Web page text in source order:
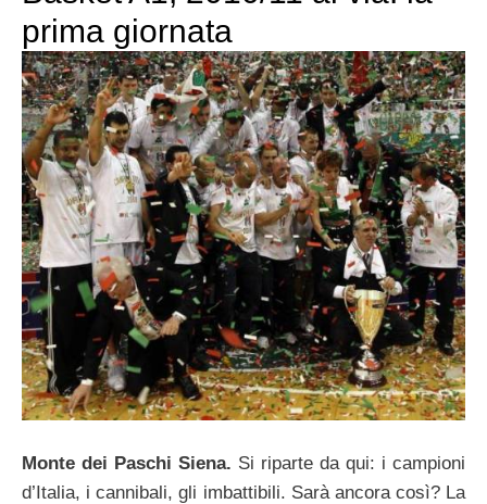
prima giornata
Monte dei Paschi Siena. Si riparte da qui: i campioni
d’Italia, i cannibali, gli imbattibili. Sarà ancora così? La